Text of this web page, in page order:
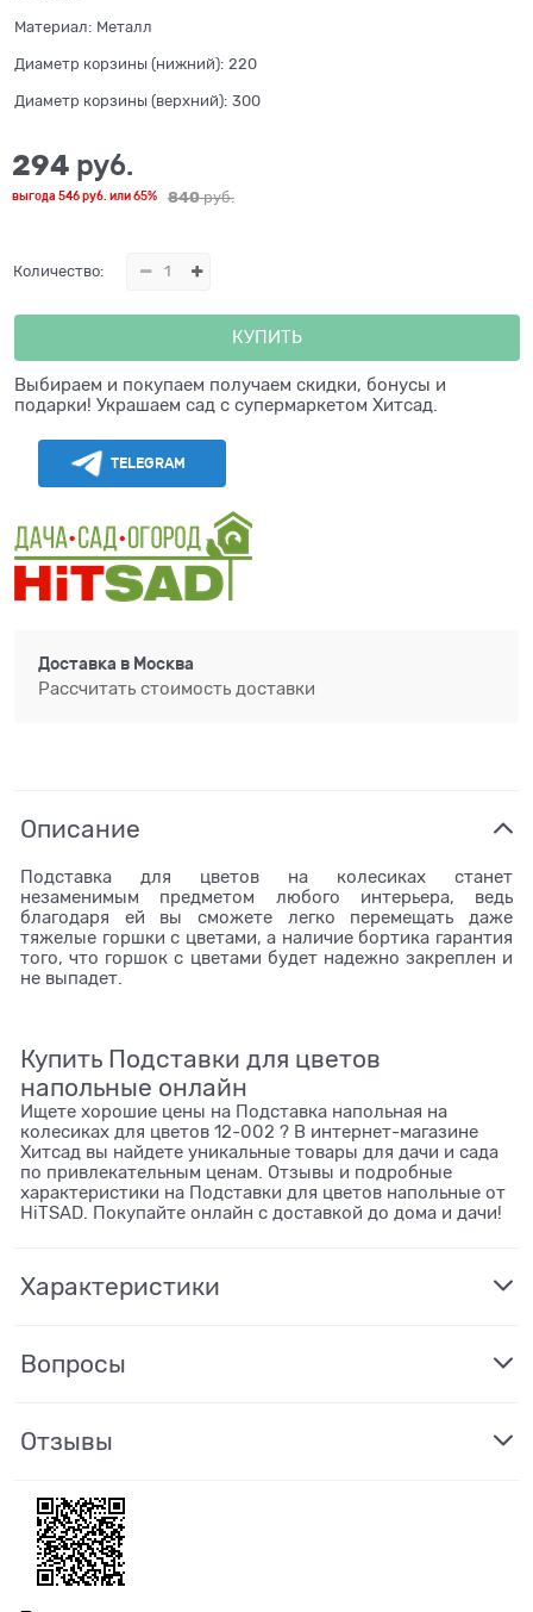
Материал: Металл
Диаметр корзины (нижний): 220
Диаметр корзины (верхний): 300
840 руб.
294 руб.
выгода 546 руб. или65%
Количество:
КУПИТЬ
Выбираем и покупаем получаем скидки, бонусы и
подарки! Украшаем сад с супермаркетом Хитсад.
TELEGRAM
Доставка в Москва
Рассчитать стоимость доставки
Описание
Подставка для цветов на колесиках станет
незаменимым предметом любого интерьера, ведь
благодаря ей вы сможете легко перемещать даже
тяжелые горшки с цветами, а наличие бортика гарантия
того, что горшок с цветами будет надежно закреплен и
не выпадет.
Купить Подставки для цветов
напольные онлайн
Ищете хорошие цены на Подставка напольная на
колесиках для цветов 12-002 ? В интернет-магазине
Хитсад вы найдете уникальные товары для дачи и сада
по привлекательным ценам. Отзывы и подробные
характеристики на Подставки для цветов напольные от
HiTSAD. Покупайте онлайн с доставкой до дома и дачи!
Характеристики
Вопросы
Отзывы